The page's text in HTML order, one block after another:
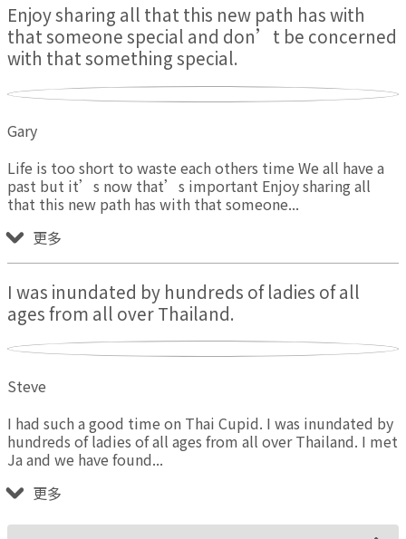
Enjoy sharing all that this new path has with
that someone special and don’t be concerned
with that something special.
Gary
Life is too short to waste each others time We all have a
past but it’s now that’s important Enjoy sharing all
that this new path has with that someone
更多
I was inundated by hundreds of ladies of all
ages from all over Thailand.
Steve
I had such a good time on Thai Cupid. I was inundated by
hundreds of ladies of all ages from all over Thailand. I met
Ja and we have found
更多